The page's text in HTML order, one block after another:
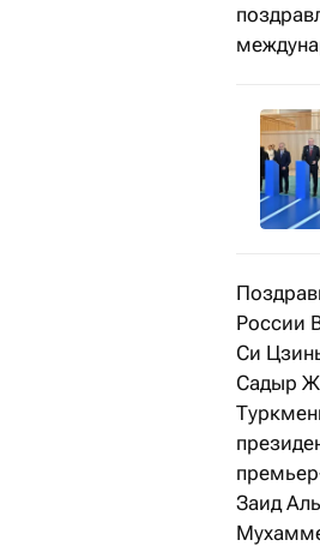
России
Си
Садыр
Заид